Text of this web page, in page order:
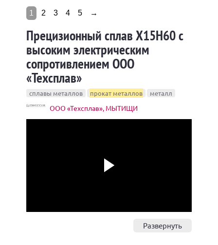
1 2 3 4 5 →
Прецизионный сплав Х15Н60 с
высоким электрическим
сопротивлением ООО
«Техсплав»
сплавы металлов прокат металлов металл
ООО «Техсплав», МЫТИЩИ
Развернуть